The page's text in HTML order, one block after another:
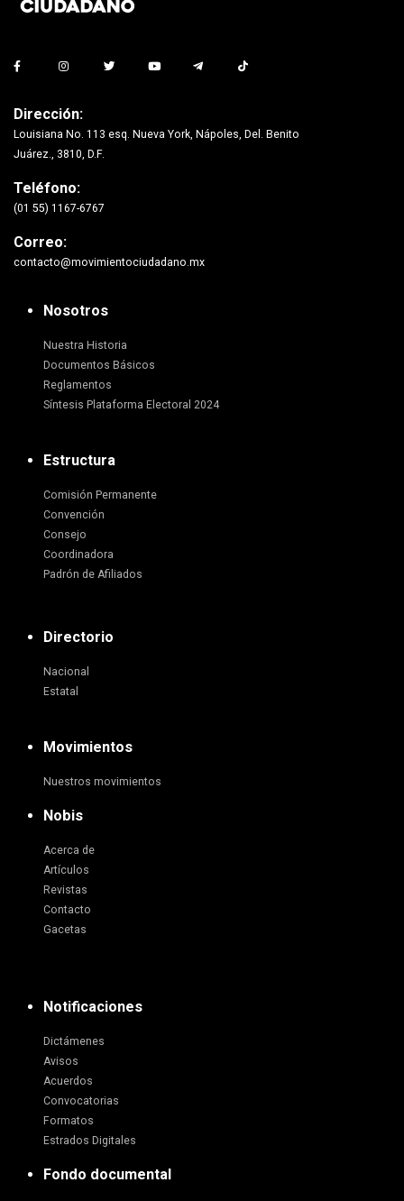
Dirección:
Louisiana No. 113 esq. Nueva York, Nápoles, Del. Benito
Juárez., 3810, D.F.
Teléfono:
(01 55) 1167-6767
Correo:
contacto@movimientociudadano.mx
Nosotros
Nuestra Historia
Documentos Básicos
Reglamentos
Síntesis Plataforma Electoral 2024
Estructura
Comisión Permanente
Convención
Consejo
Coordinadora
Padrón de Afiliados
Directorio
Nacional
Estatal
Movimientos
Nuestros movimientos
Nobis
Acerca de
Artículos
Revistas
Contacto
Gacetas
Notificaciones
Dictámenes
Avisos
Acuerdos
Convocatorias
Formatos
Estrados Digitales
Fondo documental